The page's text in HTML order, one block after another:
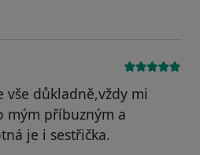
důkladně,vždy mi
mým příbuzným a
je i sestřička.